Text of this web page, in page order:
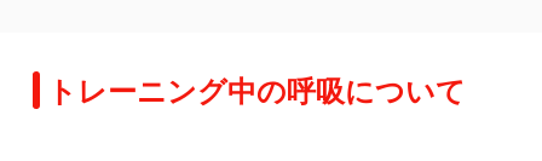
トレーニング中の呼吸について